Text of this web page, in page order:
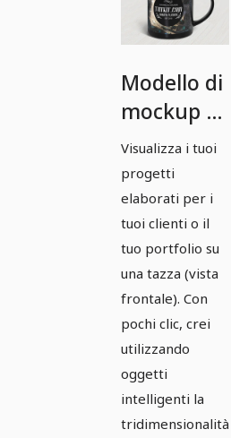
Modello di
mockup di
Photoshop
per una
tazza -
Versione 2
Visualizza i tuoi
progetti
elaborati per i
tuoi clienti o il
tuo portfolio su
una tazza (vista
frontale). Con
pochi clic, crei
utilizzando
oggetti
intelligenti la
tridimensionalità